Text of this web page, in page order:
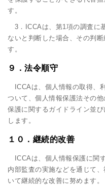
す。
3．ICCAは、第1項の調査に
ないと判断した場合、その判
す。
９．法令順守
ICCAは、個人情報の取得、
ついて、個人情報保護法その
保護に関するガイドライン並
します。
１０．継続的改善
ICCAは、個人情報保護に関
内部監査の実施などを通じて
いて継続的な改善に努めます。